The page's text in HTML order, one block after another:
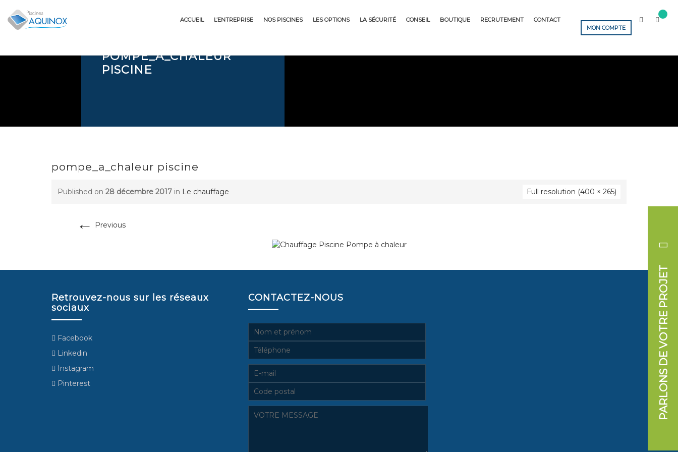
content
ACCUEIL L’ENTREPRISE NOS PISCINES LES OPTIONS LA SÉCURITÉ CONSEIL BOUTIQUE RECRUTEMENT
CONTACT
MON COMPTE
POMPE_A_CHALEUR
PISCINE
pompe_a_chaleur piscine
Published on 28 décembre 2017 in Le chauffage Full resolution (400 × 265)
← Previous
Retrouvez-nous sur les réseaux
sociaux
Facebook
Linkedin
Instagram
Pinterest
CONTACTEZ-NOUS PARLONS DE VOTRE PROJET